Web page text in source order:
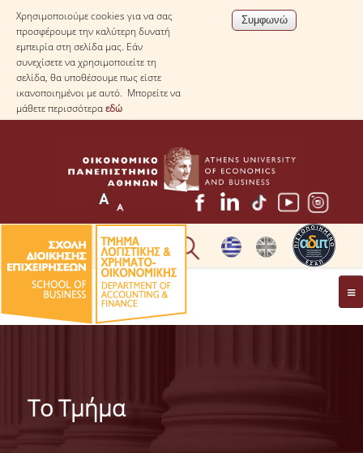
Χρησιμοποιούμε cookies για να σας
προσφέρουμε την καλύτερη δυνατή
εμπειρία στη σελίδα μας. Εάν
συνεχίσετε να χρησιμοποιείτε τη
σελίδα, θα υποθέσουμε πως είστε
ικανοποιημένοι με αυτό. Μπορείτε να
μάθετε περισσότεραεδώ
* ΠΛΗΡΟΦΟΡΙΕΣ ΓΙΑ ΜΑΘΗΤΕΣ ΛΥΚΕΙΟΥ *
ΜΕ ΜΙΑ ΜΑΤΙΑ
ΔΙΟΙΚΗΣΗ ΤΟΥ ΤΜΗΜΑΤΟΣ
Το Τμήμα